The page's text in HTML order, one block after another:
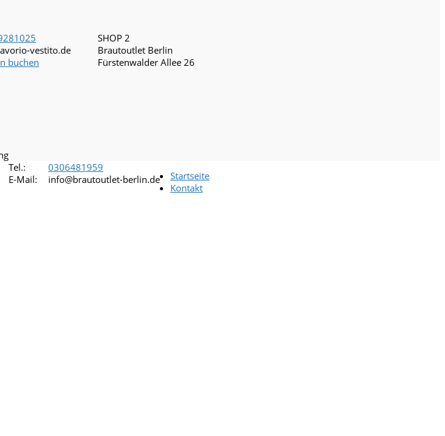
vestito.de
buchen
SHOP 2
Brautoutlet Berlin
Fürstenwalder Allee 26
Tel.:
E-Mail:
0306481959
info@brautoutlet-berlin.de
Startseite
Kontakt